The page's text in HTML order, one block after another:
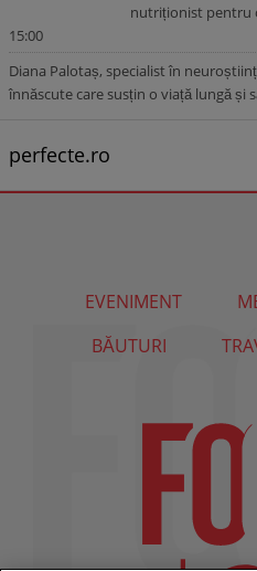
nutriționist pentru
15:00
Diana Palotaș, specialist în
înnăscute care susțin o viață lungă și
perfecte.ro
EVENIMENT
BĂUTURI